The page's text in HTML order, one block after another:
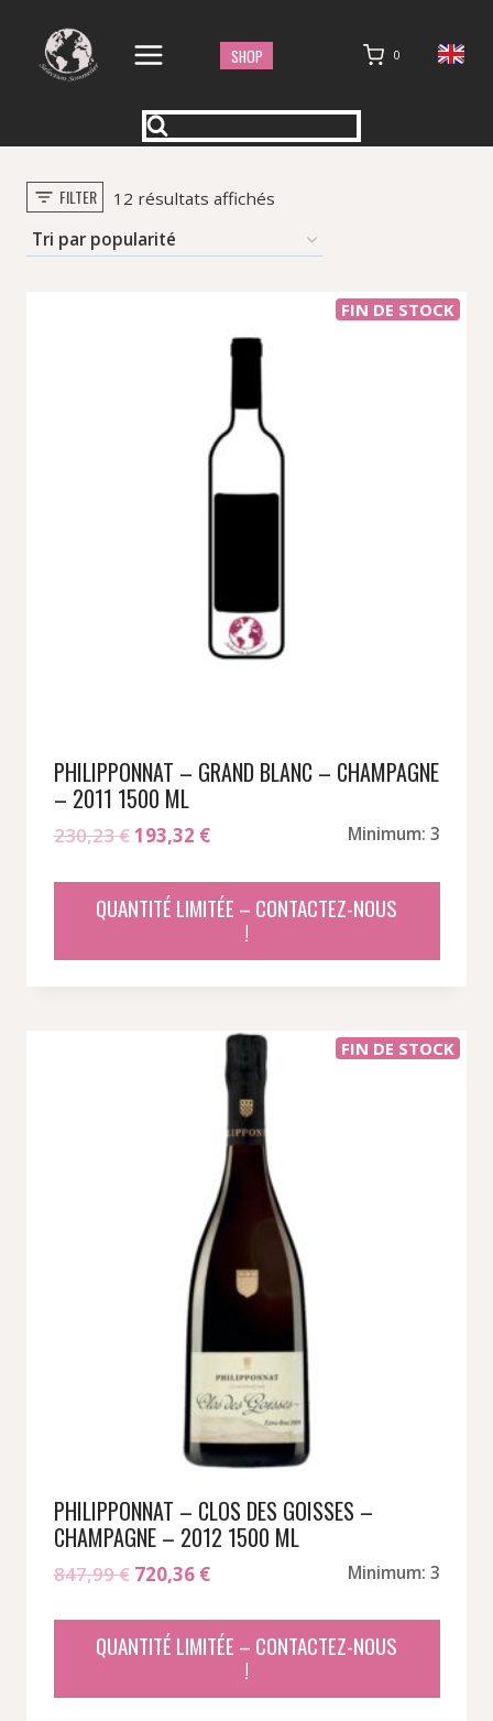
contenu
SHOP 0
FILTER 12 résultats affichésTrié
popularité
FIN DE STOCK
PHILIPPONNAT – GRAND BLANC – CHAMPAGNE
– 2011 1500 ML
230,23€Le
initial
était :
193,32 €Le
actuel
est :
Minimum: 3
QUANTITÉ LIMITÉE – CONTACTEZ-NOUS
!
FIN DE STOCK
PHILIPPONNAT – CLOS DES GOISSES –
CHAMPAGNE – 2012 1500 ML
847,99€ Le
initial
était :
720,36 €Le
actuel
est :
Minimum: 3
QUANTITÉ LIMITÉE – CONTACTEZ-NOUS
!